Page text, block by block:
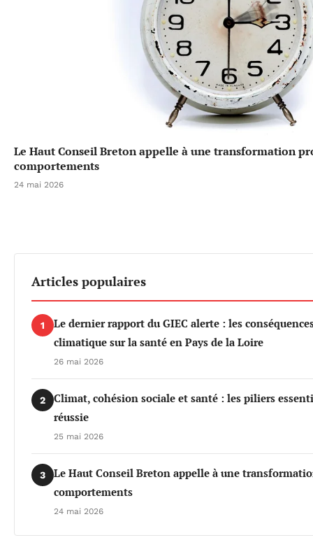
Le Haut Conseil Breton appelle à une transformation
comportements
24 mai 2026
Articles populaires
1
Le dernier rapport du GIEC alerte : les
climatique sur la santé en Pays de la Loire
26 mai 2026
2
Climat, cohésion sociale et santé : les piliers
réussie
25 mai 2026
3
Le Haut Conseil Breton appelle à une
comportements
24 mai 2026